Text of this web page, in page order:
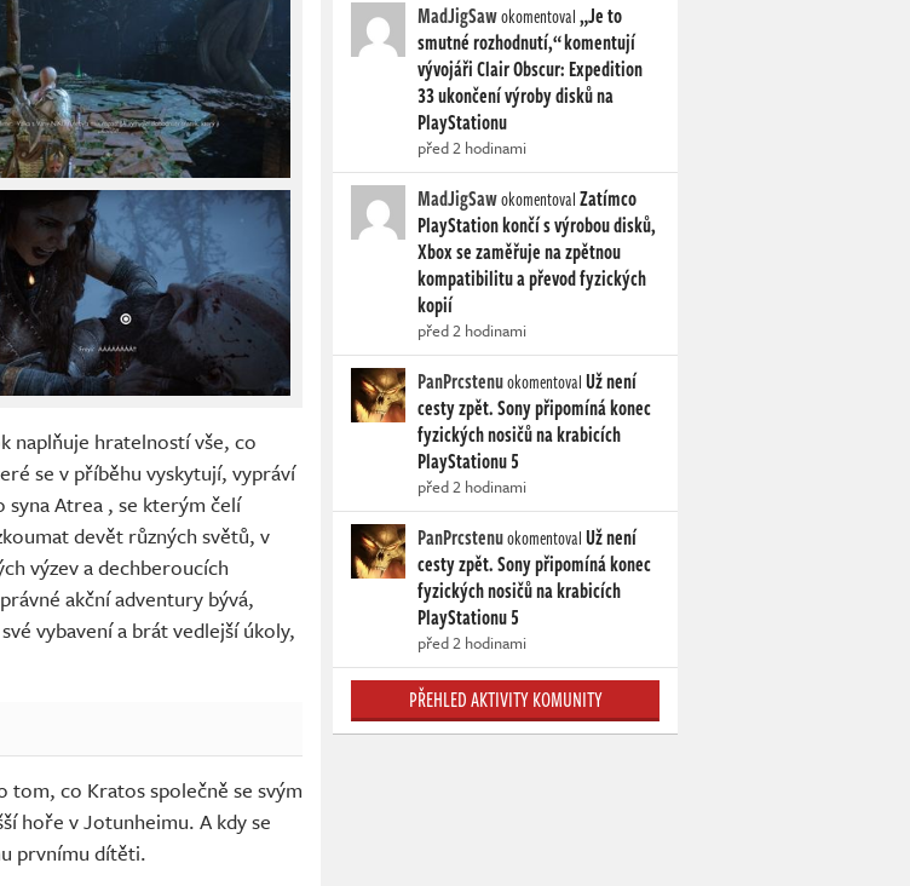
naplňuje hratelností vše, co
se v příběhu vyskytují, vypráví
syna Atrea , se kterým čelí
devět různých světů, v
výzev a dechberoucích
akční adventury bývá,
vybavení a brát vedlejší úkoly,
tom, co Kratos společně se svým
hoře v Jotunheimu. A kdy se
prvnímu dítěti.
MadJigSawokomentoval„Je to
smutné rozhodnutí,“ komentují
vývojáři Clair Obscur: Expedition
33 ukončení výroby disků na
PlayStationu
před 2 hodinami
MadJigSawokomentovalZatímco
PlayStation končí s výrobou disků,
Xbox se zaměřuje na zpětnou
kompatibilitu a převod fyzických
kopií
před 2 hodinami
PanPrcstenuokomentovalUž není
cesty zpět. Sony připomíná konec
fyzických nosičů na krabicích
PlayStationu 5
před 2 hodinami
PanPrcstenuokomentovalUž není
cesty zpět. Sony připomíná konec
fyzických nosičů na krabicích
PlayStationu 5
před 2 hodinami
PŘEHLED AKTIVITY KOMUNITY